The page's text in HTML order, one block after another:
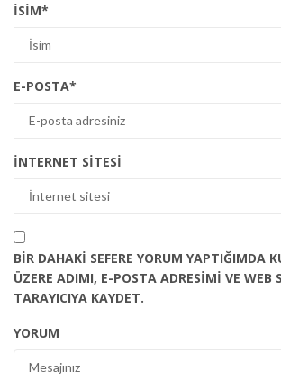
İSIM*
E-POSTA*
İNTERNET SITESI
BIR DAHAKI SEFERE YORUM YAPTIĞIMDA
ÜZERE ADIMI, E-POSTA ADRESIMI VE WEB
TARAYICIYA KAYDET.
YORUM